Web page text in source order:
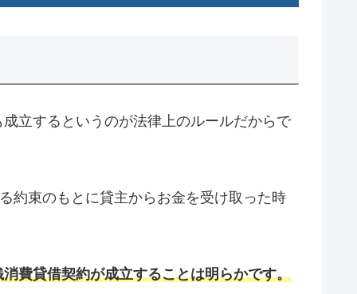
立するというのが法律上のルールだからで
約束のもとに貸主からお金を受け取った時
費貸借契約が成立することは明らかです。